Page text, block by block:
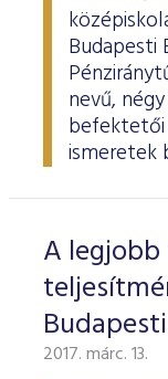
Budapesti
nevű,
befektetői
ismeretek
A
2017. márc. 13.